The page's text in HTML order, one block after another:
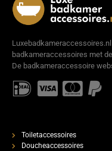
badkameraccessoires met
De badkameraccessoire
Toiletaccessoires
Doucheaccessoires